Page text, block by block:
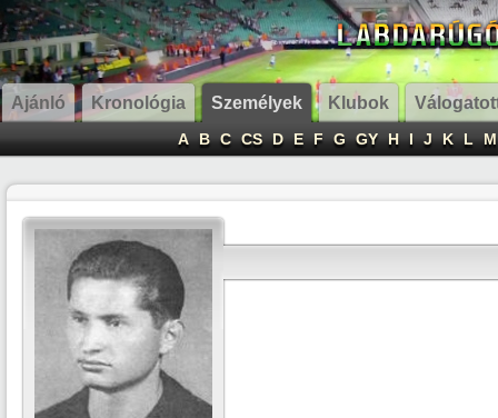
Ajánló Kronológia Személyek Klubok
A B C CS D E F G GY H I J K L M